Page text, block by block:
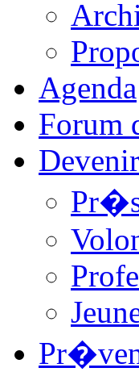
Agenda
Forum